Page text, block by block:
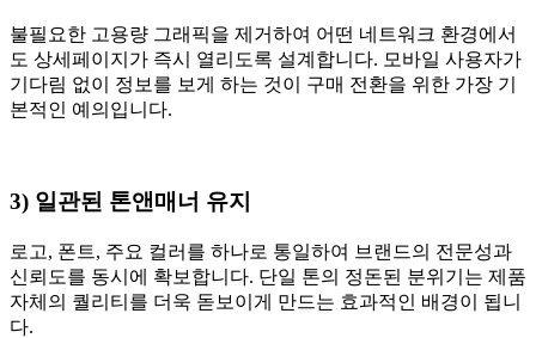
불필요한 고용량 그래픽을 제거하여 어떤 네트워크 환경에서
도 상세페이지가 즉시 열리도록 설계합니다. 모바일 사용자가
기다림 없이 정보를 보게 하는 것이 구매 전환을 위한 가장 기
본적인 예의입니다.
3) 일관된 톤앤매너 유지
로고, 폰트, 주요 컬러를 하나로 통일하여 브랜드의 전문성과
신뢰도를 동시에 확보합니다. 단일 톤의 정돈된 분위기는 제품
자체의 퀄리티를 더욱 돋보이게 만드는 효과적인 배경이 됩니
다.